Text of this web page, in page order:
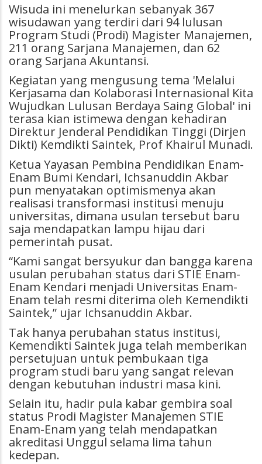
Wisuda ini menelurkan sebanyak 367
wisudawan yang terdiri dari 94 lulusan
Program Studi (Prodi) Magister Manajemen,
211 orang Sarjana Manajemen, dan 62
orang Sarjana Akuntansi.
Kegiatan yang mengusung tema 'Melalui
Kerjasama dan Kolaborasi Internasional Kita
Wujudkan Lulusan Berdaya Saing Global' ini
terasa kian istimewa dengan kehadiran
Direktur Jenderal Pendidikan Tinggi (Dirjen
Dikti) Kemdikti Saintek, Prof Khairul Munadi.
Ketua Yayasan Pembina Pendidikan Enam-
Enam Bumi Kendari, Ichsanuddin Akbar
pun menyatakan optimismenya akan
realisasi transformasi institusi menuju
universitas, dimana usulan tersebut baru
saja mendapatkan lampu hijau dari
pemerintah pusat.
“Kami sangat bersyukur dan bangga karena
usulan perubahan status dari STIE Enam-
Enam Kendari menjadi Universitas Enam-
Enam telah resmi diterima oleh Kemendikti
Saintek,” ujar Ichsanuddin Akbar.
Tak hanya perubahan status institusi,
Kemendikti Saintek juga telah memberikan
persetujuan untuk pembukaan tiga
program studi baru yang sangat relevan
dengan kebutuhan industri masa kini.
Selain itu, hadir pula kabar gembira soal
status Prodi Magister Manajemen STIE
Enam-Enam yang telah mendapatkan
akreditasi Unggul selama lima tahun
kedepan.